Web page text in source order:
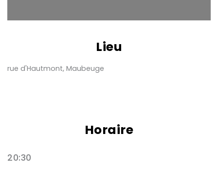
Lieu
rue d'Hautmont, Maubeuge
Horaire
20:30